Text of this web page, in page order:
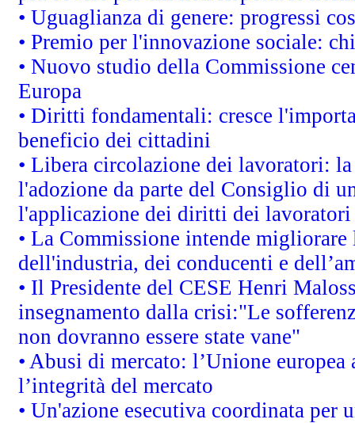
• Uguaglianza di genere: progressi
• Premio per l'innovazione sociale:
• Nuovo studio della Commissione
Europa
• Diritti fondamentali: cresce
beneficio dei cittadini
• Libera circolazione dei lavoratori:
l'adozione da parte del Consiglio di
l'applicazione dei diritti dei lavoratori
• La Commissione intende
dell'industria, dei conducenti e
• Il Presidente del CESE Henri
insegnamento dalla crisi:"Le
non dovranno essere state vane"
• Abusi di mercato: l’Unione
l’integrità del mercato
• Un'azione esecutiva coordinata